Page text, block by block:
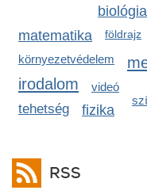
biológia
matematika
földrajz
környezetvédelem
irodalom
videó
tehetség fizika
RSS